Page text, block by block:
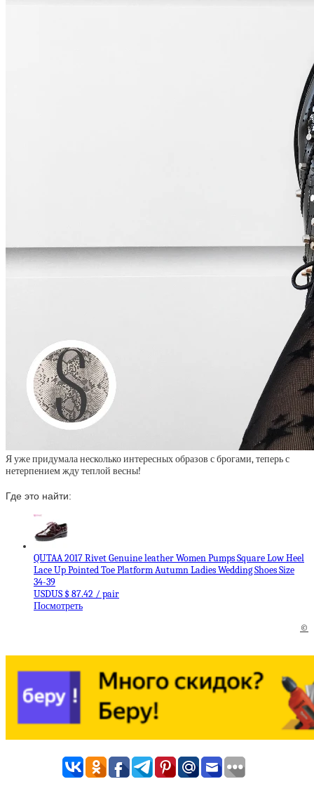
Я уже придумала несколько интересных образов с брогами, теперь с
нетерпением жду теплой весны!
Где это найти:
QUTAA 2017 Rivet Genuine leather Women Pumps Square Low Heel
Lace Up Pointed Toe Platform Autumn Ladies Wedding Shoes Size
34-39
USDUS $ 87.42 / pair
Посмотреть
©